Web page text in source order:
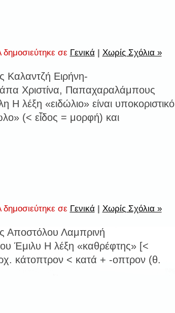
σε Γενικά | Χωρίς Σχόλια »
Καλαντζή Ειρήνη-
Χριστίνα, Παπαχαραλάμπους
Η λέξη «ειδώλιο» είναι υποκοριστικό
(< εἶδος = μορφή) και
σε Γενικά | Χωρίς Σχόλια »
Αποστόλου Λαμπρινή
Έμιλυ Η λέξη «καθρέφτης» [<
κάτοπτρον < κατά + -οπτρον (θ.